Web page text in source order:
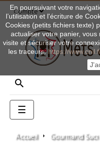
Compte

Basculer
la
navigation
☰
Accueil Gourmand
En poursuivant votre
l’utilisation et l'écriture de
Cookies (petits fichiers texte)
actualiser votre panier,
visite et sécuriser votre
les traceurs: https://